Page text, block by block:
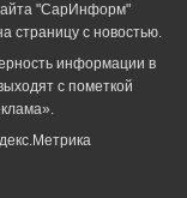
"СарИнформ"
страницу с новостью.
информации в
с пометкой